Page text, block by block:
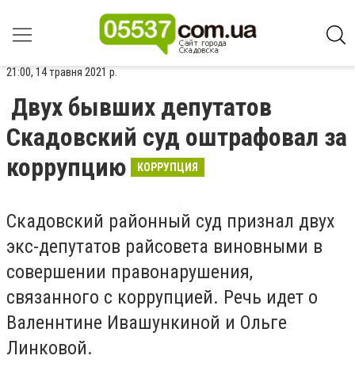
21:00, 14 травня 2021 р.
Двух бывших депутатов
Скадовский суд оштрафовал за
коррупцию
КОРРУПЦИЯ
Скадовский районный суд признал двух
экс-депутатов райсовета виновными в
совершении правонарушения,
связанного с коррупцией. Речь идет о
Валеннтине Ивашункиной и Ольге
Линковой.